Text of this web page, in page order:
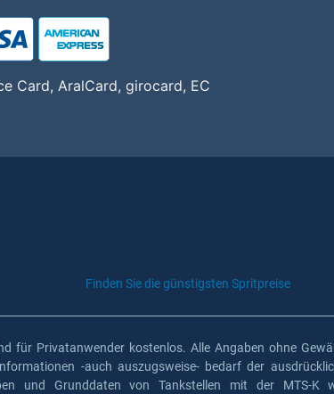
Card, AralCard, girocard, EC
Finden Sie die günstigsten Spritpreise
für Privatanwender kostenlos. Alle Angaben ohne
-auch auszugsweise- bedarf der
und Grunddaten von Tankstellen mit der MTS-K